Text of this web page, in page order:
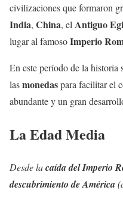
civilizaciones que formaron
India, China, el Antiguo
lugar al famosoImperio
En este período de la historia
lasmonedaspara facilitar el
abundante y un gran
La Edad Media
Desde lacaída del Imperio
descubrimiento de América